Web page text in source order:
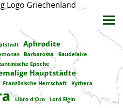
Aphrodite
Barbarossa
Baudelaire
Epoche
Hauptstädte
Französische Herrschaft Kythera
Libro d'Oro
Lord Elgin